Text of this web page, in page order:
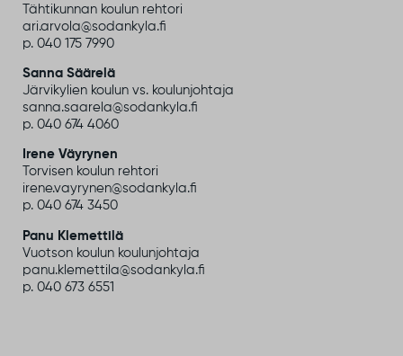
Tähtikunnan koulun rehtori
ari.arvola@sodankyla.fi
p. 040 175 7990
Sanna Säärelä
Järvikylien koulun vs. koulunjohtaja
sanna.saarela@sodankyla.fi
p. 040 674 4060
Irene Väyrynen
Torvisen koulun rehtori
irene.vayrynen@sodankyla.fi
p. 040 674 3450
Panu Klemettilä
Vuotson koulun koulunjohtaja
panu.klemettila@sodankyla.fi
p. 040 673 6551